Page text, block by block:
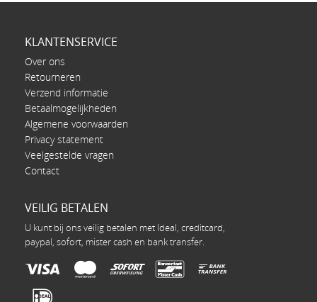
KLANTENSERVICE
Over ons
Retourneren
Verzend informatie
Betaalmogelijkheden
Algemene voorwaarden
Privacy statement
Veelgestelde vragen
Contact
VEILIG BETALEN
U kunt bij ons veilig betalen met Ideal, creditcard,
paypal, sofort, mister cash en bank transfer.